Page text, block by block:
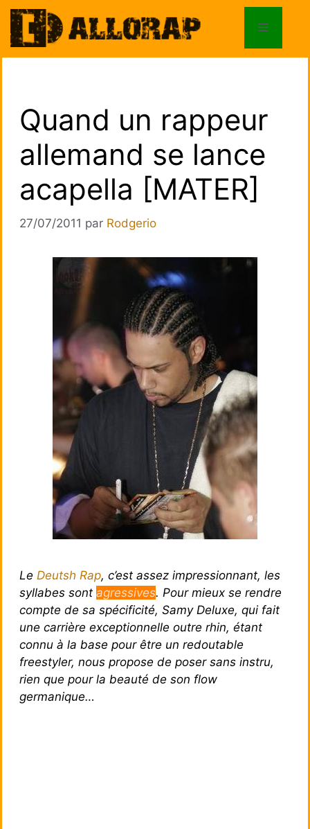
Aller
au
contenu
Menu
Quand un rappeur
allemand se lance
acapella [MATER]
27/07/2011 par Rodgerio
Le Deutsh Rap, c’est assez impressionnant, les
syllabes sont agressives. Pour mieux se rendre
compte de sa spécificité, Samy Deluxe, qui fait
une carrière exceptionnelle outre rhin, étant
connu à la base pour être un redoutable
freestyler, nous propose de poser sans instru,
rien que pour la beauté de son flow
germanique…